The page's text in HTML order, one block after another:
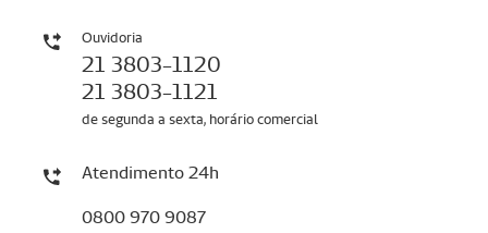
Ouvidoria
21 3803-1120
21 3803-1121
de segunda a sexta, horário comercial
Atendimento 24h
0800 970 9087